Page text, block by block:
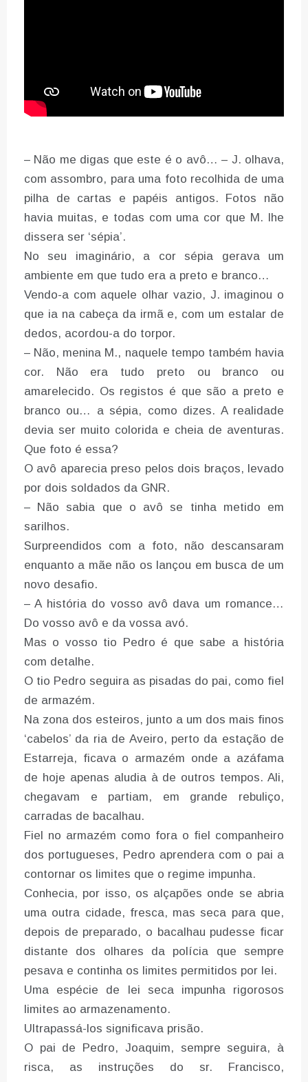
– Não me digas que este é o avô… – J. olhava,
com assombro, para uma foto recolhida de uma
pilha de cartas e papéis antigos. Fotos não
havia muitas, e todas com uma cor que M. lhe
dissera ser ‘sépia’.
No seu imaginário, a cor sépia gerava um
ambiente em que tudo era a preto e branco…
Vendo-a com aquele olhar vazio, J. imaginou o
que ia na cabeça da irmã e, com um estalar de
dedos, acordou-a do torpor.
– Não, menina M., naquele tempo também havia
cor. Não era tudo preto ou branco ou
amarelecido. Os registos é que são a preto e
branco ou… a sépia, como dizes. A realidade
devia ser muito colorida e cheia de aventuras.
Que foto é essa?
O avô aparecia preso pelos dois braços, levado
por dois soldados da GNR.
– Não sabia que o avô se tinha metido em
sarilhos.
Surpreendidos com a foto, não descansaram
enquanto a mãe não os lançou em busca de um
novo desafio.
– A história do vosso avô dava um romance…
Do vosso avô e da vossa avó.
Mas o vosso tio Pedro é que sabe a história
com detalhe.
O tio Pedro seguira as pisadas do pai, como fiel
de armazém.
Na zona dos esteiros, junto a um dos mais finos
‘cabelos’ da ria de Aveiro, perto da estação de
Estarreja, ficava o armazém onde a azáfama
de hoje apenas aludia à de outros tempos. Ali,
chegavam e partiam, em grande rebuliço,
carradas de bacalhau.
Fiel no armazém como fora o fiel companheiro
dos portugueses, Pedro aprendera com o pai a
contornar os limites que o regime impunha.
Conhecia, por isso, os alçapões onde se abria
uma outra cidade, fresca, mas seca para que,
depois de preparado, o bacalhau pudesse ficar
distante dos olhares da polícia que sempre
pesava e continha os limites permitidos por lei.
Uma espécie de lei seca impunha rigorosos
limites ao armazenamento.
Ultrapassá-los significava prisão.
O pai de Pedro, Joaquim, sempre seguira, à
risca, as instruções do sr. Francisco,